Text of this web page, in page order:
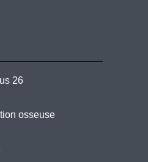
26
osseuse